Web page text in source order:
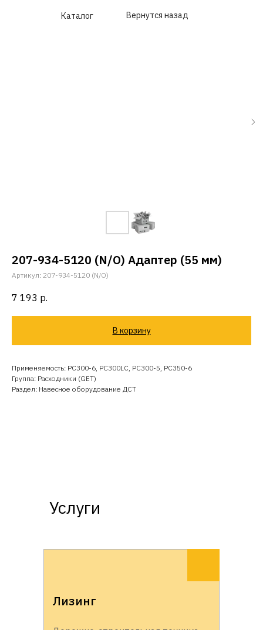
Каталог Вернутся назад
207-934-5120 (N/O) Адаптер (55 мм)
Артикул: 207-934-5120 (N/O)
7 193 р.
В корзину
Применяемость: PC300-6, PC300LC, PC300-5, PC350-6
Группа: Расходники (GET)
Раздел: Навесное оборудование ДСТ
Услуги
Лизинг